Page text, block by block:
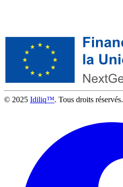
© 2025 Idiliq™. Tous droits réservés.